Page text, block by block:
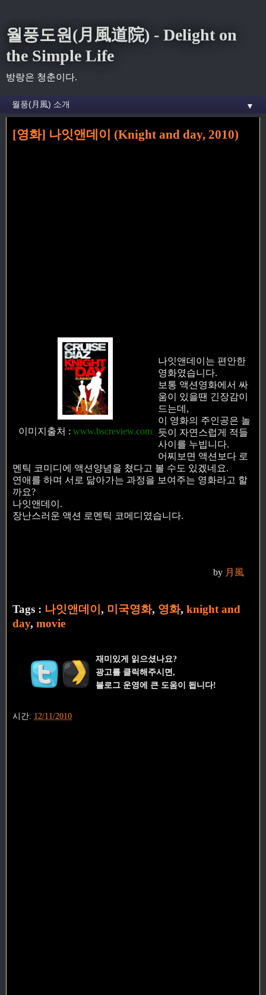
월풍도원(月風道院) - Delight on
the Simple Life
방랑은 청춘이다.
▼
» movie 꼬리가 달린 글
[영화] 나잇앤데이 (Knight and day, 2010)
이미지출처 : www.bscreview.com
나잇앤데이는 편안한
영화였습니다.
보통 액션영화에서 싸
움이 있을땐 긴장감이
드는데,
이 영화의 주인공은 놀
듯이 자연스럽게 적들
사이를 누빕니다.
어찌보면 액션보다 로
멘틱 코미디에 액션양념을 쳤다고 볼 수도 있겠네요.
연애를 하며 서로 닮아가는 과정을 보여주는 영화라고 할
까요?
나잇앤데이.
장난스러운 액션 로멘틱 코메디였습니다.
by 月風
Tags : 나잇앤데이 , 미국영화, 영화, knight and
day, movie
재미있게 읽으셨나요?
광고를 클릭해주시면,
블로그 운영에 큰 도움이 됩니다!
시간: 12/11/2010